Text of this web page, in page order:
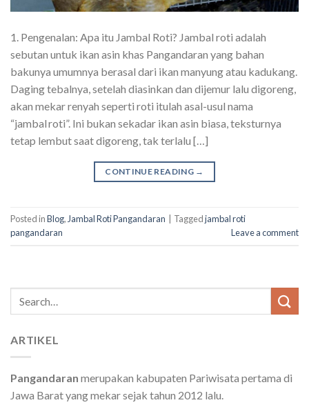
1. Pengenalan: Apa itu Jambal Roti? Jambal roti adalah
sebutan untuk ikan asin khas Pangandaran yang bahan
bakunya umumnya berasal dari ikan manyung atau kadukang.
Daging tebalnya, setelah diasinkan dan dijemur lalu digoreng,
akan mekar renyah seperti roti itulah asal-usul nama
“jambal roti”. Ini bukan sekadar ikan asin biasa, teksturnya
tetap lembut saat digoreng, tak terlalu […]
CONTINUE READING →
Posted inBlog,Jambal Roti Pangandaran Taggedjambal roti
pangandaran
Leave a comment
ARTIKEL
Pangandaran merupakan kabupaten Pariwisata pertama di
Jawa Barat yang mekar sejak tahun 2012 lalu.